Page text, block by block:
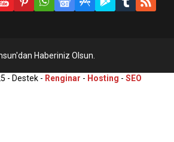
Haberiniz Olsun.
- Destek - Renginar - Hosting - SEO